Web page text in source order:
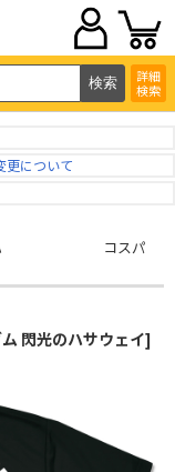
詳細
検索
更について
コスパ
閃光のハサウェイ]